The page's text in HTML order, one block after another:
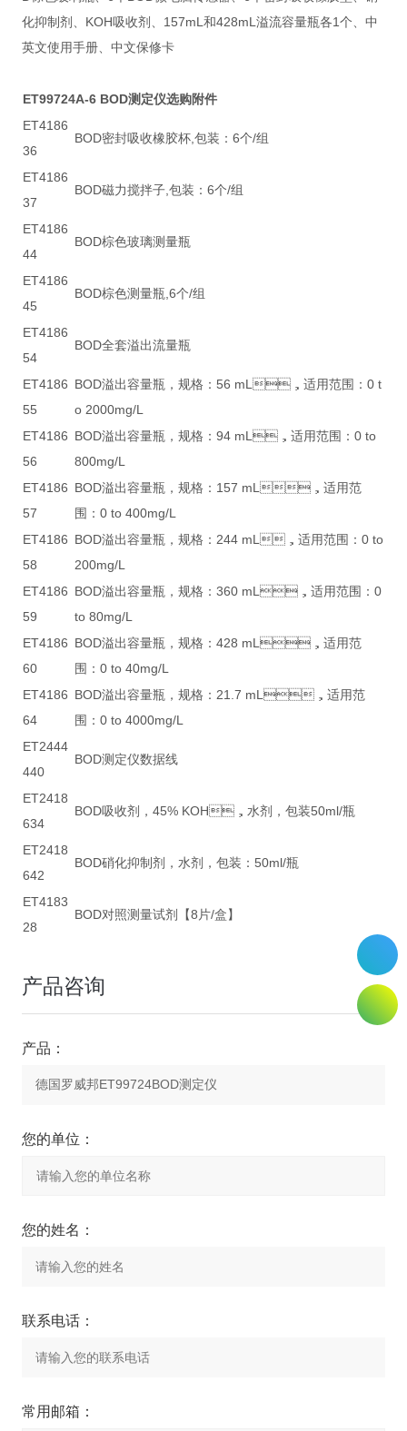
化抑制剂、KOH吸收剂、157mL和428mL溢流容量瓶各1个、中
英文使用手册、中文保修卡
ET99724A-6 BOD测定仪选购附件
ET4186
36
BOD密封吸收橡胶杯,包装：6个/组
ET4186
37
BOD磁力搅拌子,包装：6个/组
ET4186
44
BOD棕色玻璃测量瓶
ET4186
45
BOD棕色测量瓶,6个/组
ET4186
54
BOD全套溢出流量瓶
ET4186
55
BOD溢出容量瓶，规格：56 mL，适用范围：0 t
o 2000mg/L
ET4186
56
BOD溢出容量瓶，规格：94 mL，适用范围：0 to
800mg/L
ET4186
57
BOD溢出容量瓶，规格：157 mL，适用范
围：0 to 400mg/L
ET4186
58
BOD溢出容量瓶，规格：244 mL，适用范围：0 to
200mg/L
ET4186
59
BOD溢出容量瓶，规格：360 mL，适用范围：0
to 80mg/L
ET4186
60
BOD溢出容量瓶，规格：428 mL，适用范
围：0 to 40mg/L
ET4186
64
BOD溢出容量瓶，规格：21.7 mL，适用范
围：0 to 4000mg/L
ET2444
440
BOD测定仪数据线
ET2418
634
BOD吸收剂，45% KOH，水剂，包装50ml/瓶
ET2418
642
BOD硝化抑制剂，水剂，包装：50ml/瓶
ET4183
28
BOD对照测量试剂【8片/盒】
产品咨询
产品：
您的单位：
您的姓名：
联系电话：
常用邮箱：